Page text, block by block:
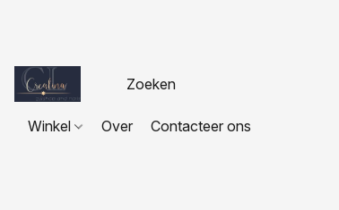
Winkel Over Contacteer ons